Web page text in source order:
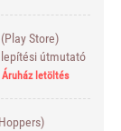
Store)
útmutató
Áruház letöltés